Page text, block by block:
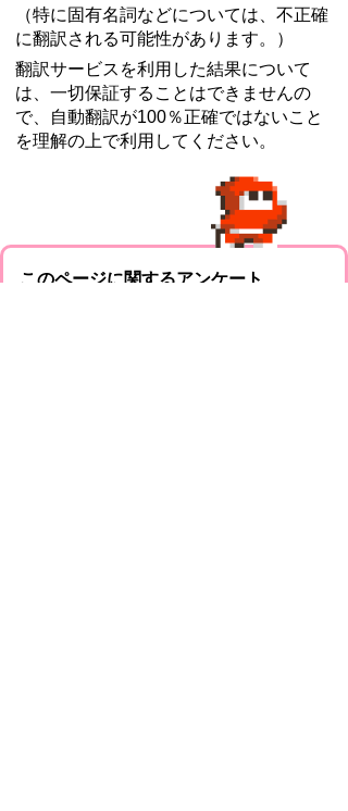
（特に固有名詞などについては、不正確
に翻訳される可能性があります。）
翻訳サービスを利用した結果について
は、一切保証することはできませんの
で、自動翻訳が100％正確ではないこと
を理解の上で利用してください。
このページに関するアンケート